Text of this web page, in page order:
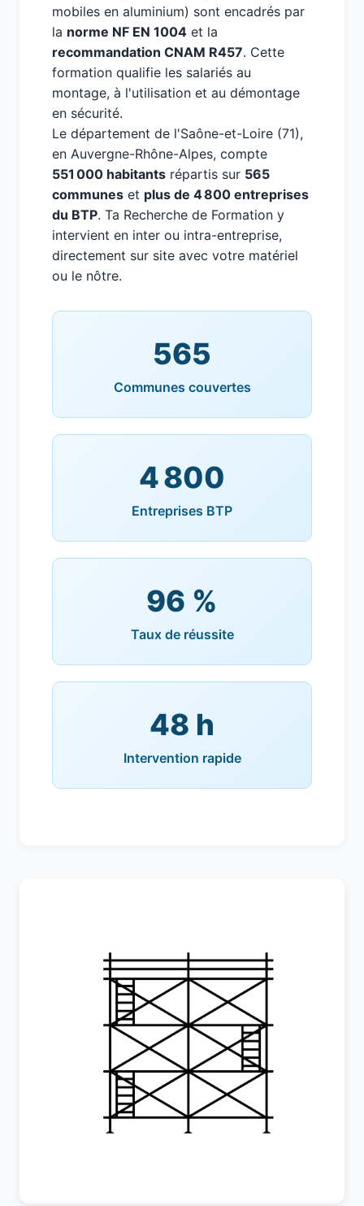
mobiles en aluminium) sont encadrés par
la norme NF EN 1004 et la
recommandation CNAM R457. Cette
formation qualifie les salariés au
montage, à l'utilisation et au démontage
en sécurité.
Le département de l'Saône-et-Loire (71),
en Auvergne-Rhône-Alpes, compte
551 000 habitants répartis sur 565
communes et plus de 4 800 entreprises
du BTP. Ta Recherche de Formation y
intervient en inter ou intra-entreprise,
directement sur site avec votre matériel
ou le nôtre.
565
Communes couvertes
4 800
Entreprises BTP
96 %
Taux de réussite
48 h
Intervention rapide